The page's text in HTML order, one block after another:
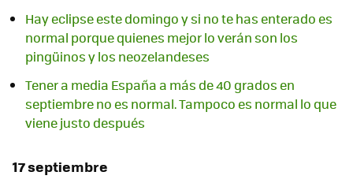
Hay eclipse este domingo y si no te has enterado es
normal porque quienes mejor lo verán son los
pingüinos y los neozelandeses
Tener a media España a más de 40 grados en
septiembre no es normal. Tampoco es normal lo que
viene justo después
17 septiembre